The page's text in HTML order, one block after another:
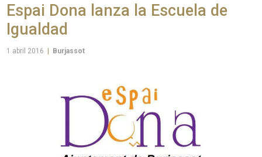
Espai Dona lanza la Escuela de
Igualdad
1 abril 2016 Burjassot